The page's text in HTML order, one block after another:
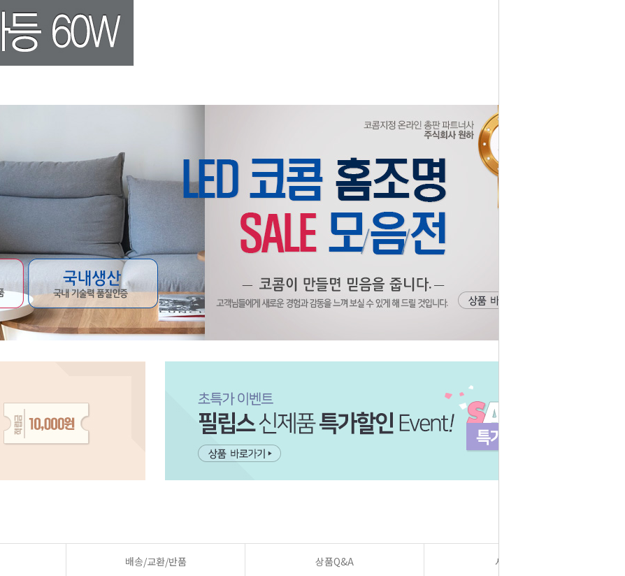
배송/교환/반품 상품Q&A 사용후기